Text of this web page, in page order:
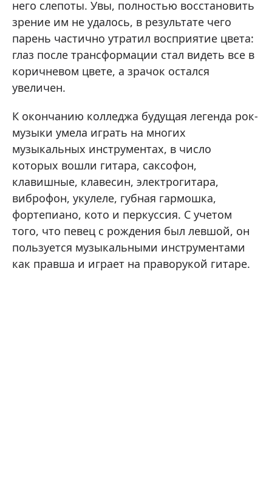
него слепоты. Увы, полностью восстановить
зрение им не удалось, в результате чего
парень частично утратил восприятие цвета:
глаз после трансформации стал видеть все в
коричневом цвете, а зрачок остался
увеличен.
К окончанию колледжа будущая легенда рок-
музыки умела играть на многих
музыкальных инструментах, в число
которых вошли гитара, саксофон,
клавишные, клавесин, электрогитара,
виброфон, укулеле, губная гармошка,
фортепиано, кото и перкуссия. С учетом
того, что певец с рождения был левшой, он
пользуется музыкальными инструментами
как правша и играет на праворукой гитаре.